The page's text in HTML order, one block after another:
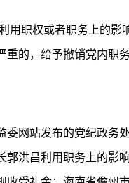
用职权或者职务上的
重的，给予撤销党内职务
委网站发布的党纪政务
郭洪昌利用职务上的影